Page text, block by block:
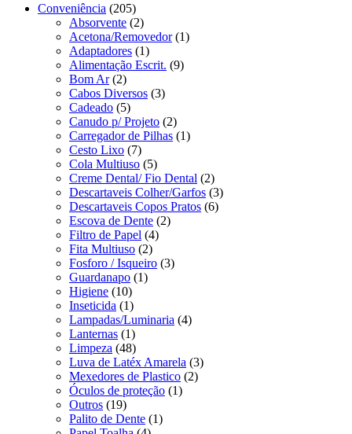
Conveniência (205)
Absorvente (2)
Acetona/Removedor (1)
Adaptadores (1)
Alimentação Escrit. (9)
Bom Ar (2)
Cabos Diversos (3)
Cadeado (5)
Canudo p/ Projeto (2)
Carregador de Pilhas (1)
Cesto Lixo (7)
Cola Multiuso (5)
Creme Dental/ Fio Dental (2)
Descartaveis Colher/Garfos (3)
Descartaveis Copos Pratos (6)
Escova de Dente (2)
Filtro de Papel (4)
Fita Multiuso (2)
Fosforo / Isqueiro (3)
Guardanapo (1)
Higiene (10)
Inseticida (1)
Lampadas/Luminaria (4)
Lanternas (1)
Limpeza (48)
Luva de Latéx Amarela (3)
Mexedores de Plastico (2)
Óculos de proteção (1)
Outros (19)
Palito de Dente (1)